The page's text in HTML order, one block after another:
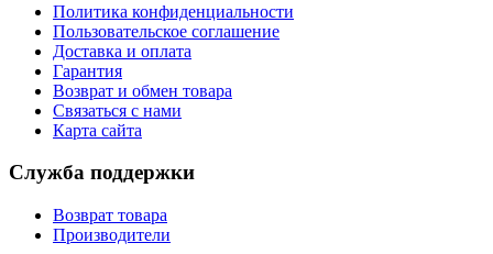
Политика конфиденциальности
Пользовательское соглашение
Доставка и оплата
Гарантия
Возврат и обмен товара
Связаться с нами
Карта сайта
Служба поддержки
Возврат товара
Производители